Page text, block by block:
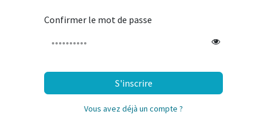
Confirmer le mot de passe
S'inscrire
Vous avez déjà un compte ?